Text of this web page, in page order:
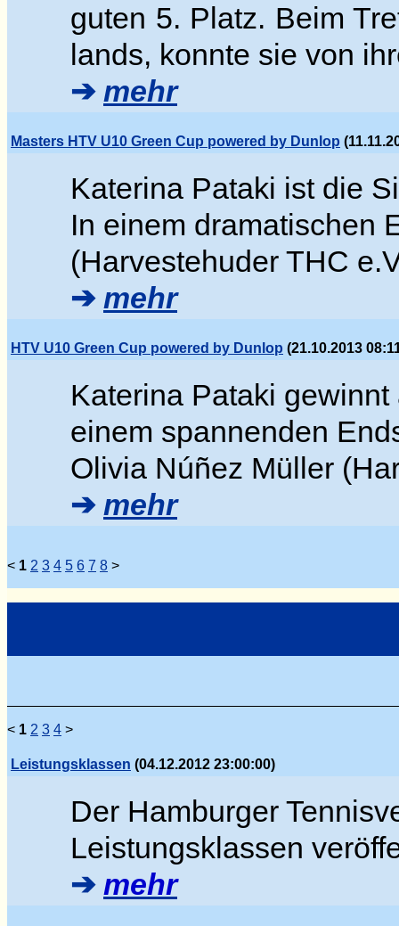
guten 5. Platz. Beim
lands, konnte sie von
➔ mehr
Masters HTV U10 Green Cup powered by Dunlop
Katerina Pataki ist die
In einem dramatischen
(Harvestehuder THC e.V
➔ mehr
HTV U10 Green Cup powered by Dunlop (21.10.2013
Katerina Pataki
einem spannenden
Olivia Núñez Müller
➔ mehr
< 1 2 3 4 5 6 7 8 >
< 1 2 3 4 >
Leistungsklassen (04.12.2012 23:00:00)
Der Hamburger
Leistungsklassen
➔ mehr